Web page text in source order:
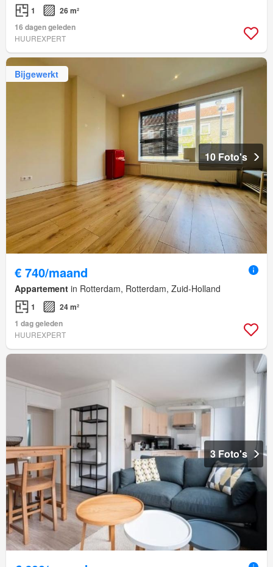
1
26 m²
16 dagen geleden
HUUREXPERT
Bijgewerkt
10 Foto's
€ 740/maand
Appartement in Rotterdam, Rotterdam, Zuid-Holland
1
24 m²
1 dag geleden
HUUREXPERT
3 Foto's